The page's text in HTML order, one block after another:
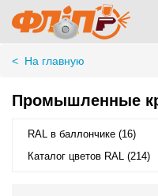
< На главную
Промышленные
RAL в баллончике (16)
Каталог цветов RAL (214)